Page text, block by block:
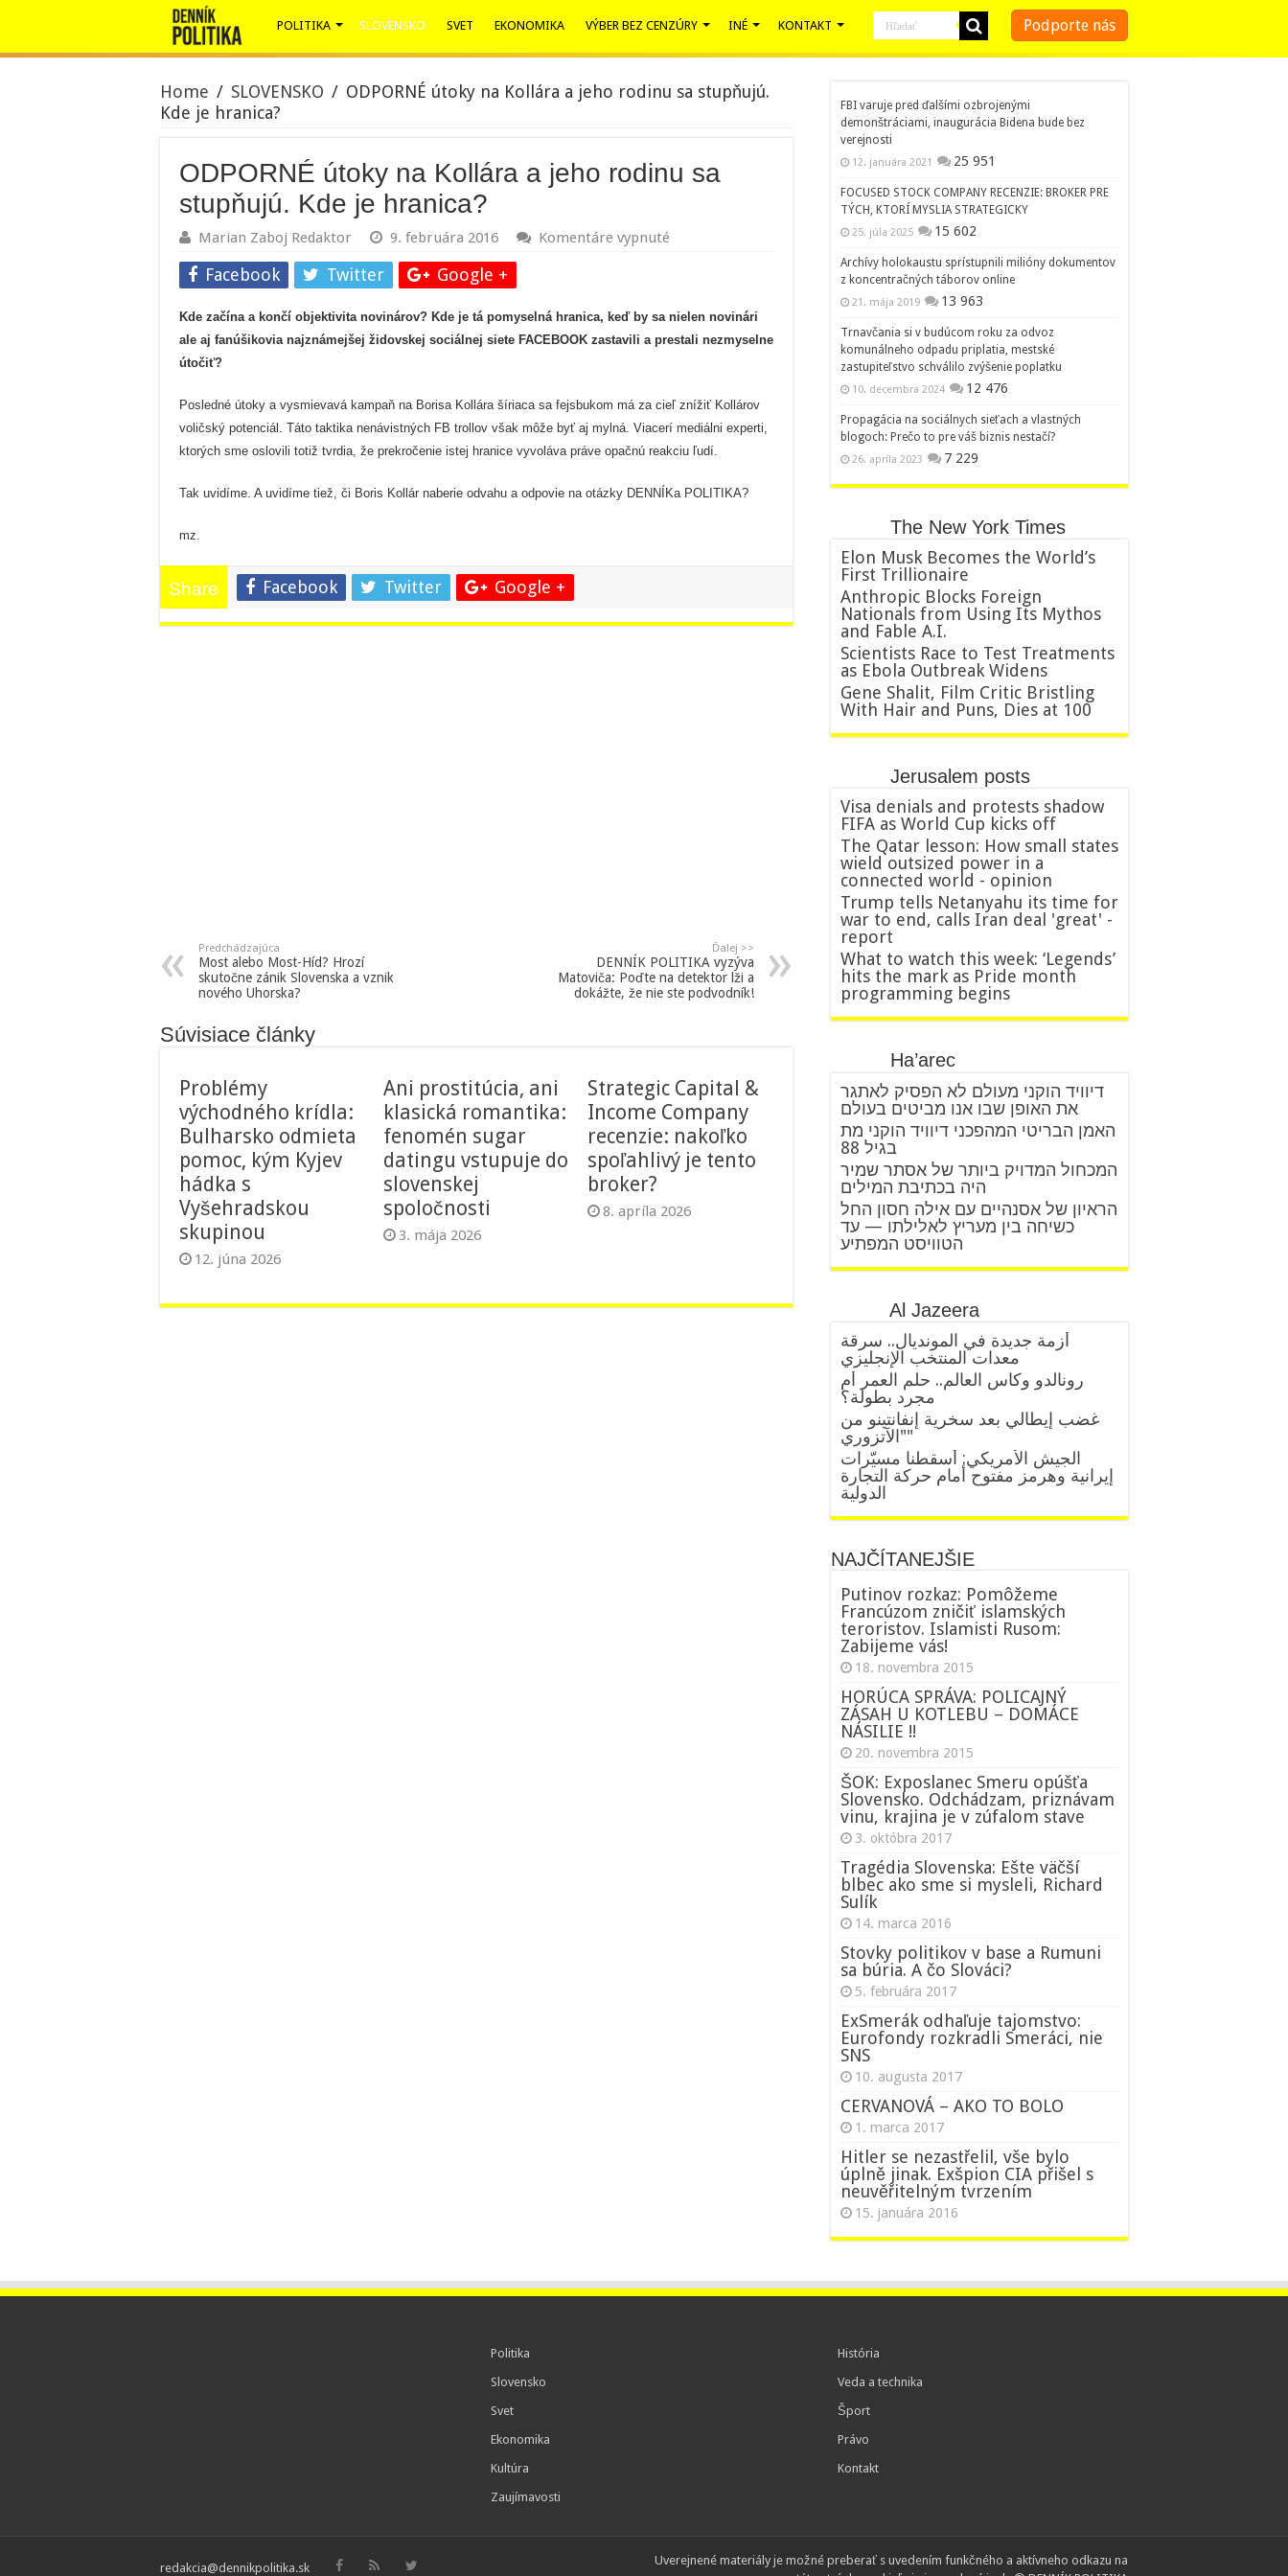
POLITIKA SLOVENSKO SVET EKONOMIKA VÝBER BEZ CENZÚRY INÉ KONTAKT Podporte nás
Home / SLOVENSKO / ODPORNÉ útoky na Kollára a jeho rodinu sa stupňujú.
Kde je hranica?
ODPORNÉ útoky na Kollára a jeho rodinu sa
stupňujú. Kde je hranica?
Marian Zaboj Redaktor 9. februára 2016 Komentáre vypnuté
a
jeho
Kde
je
hranica?
Facebook Twitter Google +
Kde začína a končí objektivita novinárov? Kde je tá pomyselná hranica, keď by sa nielen novinári
ale aj fanúšikovia najznámejšej židovskej sociálnej siete FACEBOOK zastavili a prestali nezmyselne
útočiť?
Posledné útoky a vysmievavá kampaň na Borisa Kollára šíriaca sa fejsbukom má za cieľ znížiť Kollárov
voličský potenciál. Táto taktika nenávistných FB trollov však môže byť aj mylná. Viacerí mediálni experti,
ktorých sme oslovili totiž tvrdia, že prekročenie istej hranice vyvoláva práve opačnú reakciu ľudí.
Tak uvidíme. A uvidíme tiež, či Boris Kollár naberie odvahu a odpovie na otázky DENNÍKa POLITIKA?
mz.
Share Facebook Twitter Google +
Predchádzajúca
Most alebo Most-Híd? Hrozí
skutočne zánik Slovenska a vznik
nového Uhorska?
Ďalej >>
DENNÍK POLITIKA vyzýva
Matoviča: Poďte na detektor lži a
dokážte, že nie ste podvodník!
Súvisiace články
Problémy
východného krídla:
Bulharsko odmieta
pomoc, kým Kyjev
hádka s
Vyšehradskou
skupinou
12. júna 2026
Ani prostitúcia, ani
klasická romantika:
fenomén sugar
datingu vstupuje do
slovenskej
spoločnosti
3. mája 2026
Strategic Capital &
Income Company
recenzie: nakoľko
spoľahlivý je tento
broker?
8. apríla 2026
FBI varuje pred ďalšími ozbrojenými
demonštráciami, inaugurácia Bidena bude bez
verejnosti
12. januára 2021 25 951
FOCUSED STOCK COMPANY RECENZIE: BROKER PRE
TÝCH, KTORÍ MYSLIA STRATEGICKY
25. júla 2025 15 602
Archívy holokaustu sprístupnili milióny dokumentov
z koncentračných táborov online
21. mája 2019 13 963
Trnavčania si v budúcom roku za odvoz
komunálneho odpadu priplatia, mestské
zastupiteľstvo schválilo zvýšenie poplatku
10. decembra 2024 12 476
Propagácia na sociálnych sieťach a vlastných
blogoch: Prečo to pre váš biznis nestačí?
26. apríla 2023 7 229
The New York Times
Elon Musk Becomes the World’s
First Trillionaire
Anthropic Blocks Foreign
Nationals from Using Its Mythos
and Fable A.I.
Scientists Race to Test Treatments
as Ebola Outbreak Widens
Gene Shalit, Film Critic Bristling
With Hair and Puns, Dies at 100
Jerusalem posts
Visa denials and protests shadow
FIFA as World Cup kicks off
The Qatar lesson: How small states
wield outsized power in a
connected world - opinion
Trump tells Netanyahu its time for
war to end, calls Iran deal 'great' -
report
What to watch this week: ‘Legends’
hits the mark as Pride month
programming begins
Ha’arec
דיוויד הוקני מעולם לא הפסיק לאתגר
את האופן שבו אנו מביטים בעולם
האמן הבריטי המהפכני דיוויד הוקני מת
בגיל 88
המכחול המדויק ביותר של אסתר שמיר
היה בכתיבת המילים
הראיון של אסנהיים עם אילה חסון החל
כשיחה בין מעריץ לאלילתו — עד
הטוויסט המפתיע
Al Jazeera
أزمة جديدة في المونديال.. سرقة
معدات المنتخب الإنجليزي
رونالدو وكأس العالم.. حلم العمر أم
مجرد بطولة؟
غضب إيطالي بعد سخرية إنفانتينو من
"الآتزوري"
الجيش الأمريكي: أسقطنا مسيّرات
إيرانية وهرمز مفتوح أمام حركة التجارة
الدولية
NAJČÍTANEJŠIE
Putinov rozkaz: Pomôžeme
Francúzom zničiť islamských
teroristov. Islamisti Rusom:
Zabijeme vás!
18. novembra 2015
HORÚCA SPRÁVA: POLICAJNÝ
ZÁSAH U KOTLEBU – DOMÁCE
NÁSILIE !!
20. novembra 2015
ŠOK: Exposlanec Smeru opúšťa
Slovensko. Odchádzam, priznávam
vinu, krajina je v zúfalom stave
3. októbra 2017
Tragédia Slovenska: Ešte väčší
blbec ako sme si mysleli, Richard
Sulík
14. marca 2016
Stovky politikov v base a Rumuni
sa búria. A čo Slováci?
5. februára 2017
ExSmerák odhaľuje tajomstvo:
Eurofondy rozkradli Smeráci, nie
SNS
10. augusta 2017
CERVANOVÁ – AKO TO BOLO
1. marca 2017
Hitler se nezastřelil, vše bylo
úplně jinak. Exšpion CIA přišel s
neuvěřitelným tvrzením
15. januára 2016
Politika
Slovensko
Svet
Ekonomika
Kultúra
Zaujímavosti
História
Veda a technika
Šport
Právo
Kontakt
Uverejnené materiály je možné preberať s uvedením funkčného a aktívneho odkazu na
redakcia@dennikpolitika.sk